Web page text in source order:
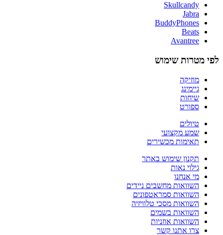
Skullcandy
Jabra
BuddyPhones
Beats
Avantree
לפי מטרות שימוש
מוזיקה
גיימינג
שיחות
ספורט
טיולים
שמע מקצועי
תאימות מכשירים
תקנון שימוש באתר
גילוי נאות
מי אנחנו
השוואות מחשבים ניידים
השוואות סמראטפונים
השוואות מסכי טלוויזיה
השוואות בשמים
השוואות אוזניות
צרו אתנו קשר